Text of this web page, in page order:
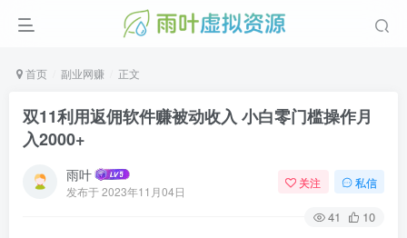
首页 副业网赚 正文
双11利用返佣软件赚被动收入 小白零门槛操作月
入2000+
雨叶
发布于2023年11月04日
关注 私信
41 10